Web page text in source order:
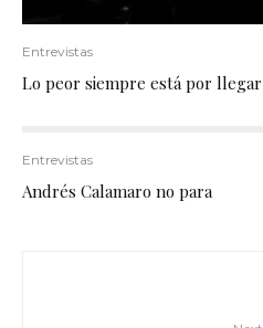
Entrevistas
Lo peor siempre está por llegar
Entrevistas
Andrés Calamaro no para